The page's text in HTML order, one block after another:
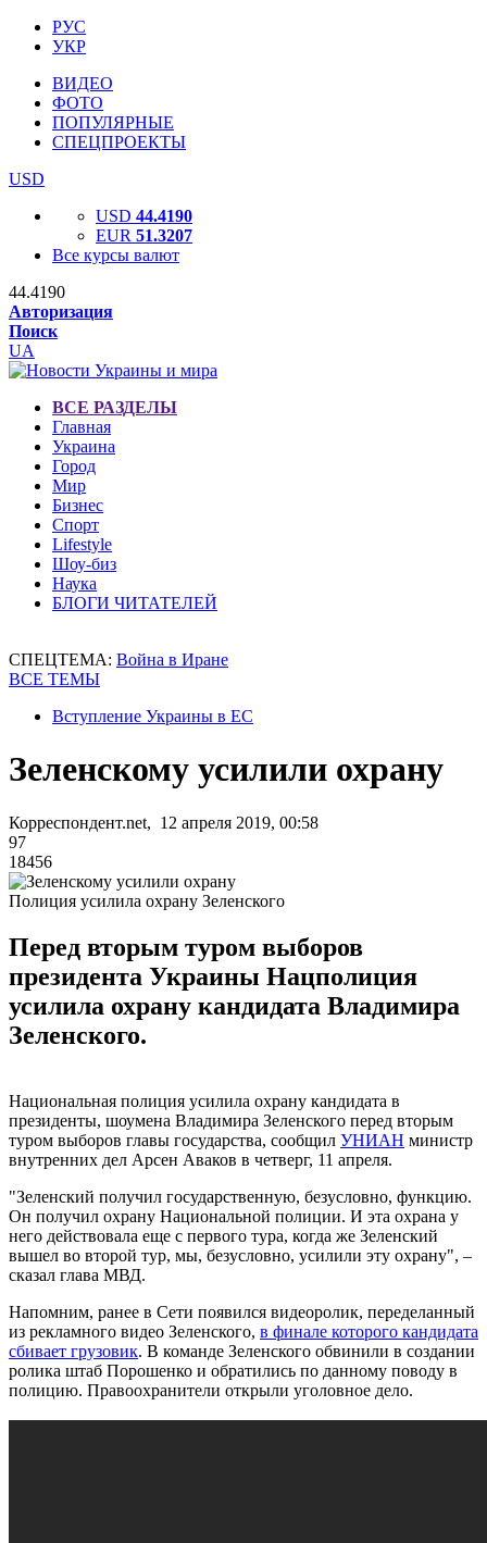
РУС
УКР
ВИДЕО
ФОТО
ПОПУЛЯРНЫЕ
СПЕЦПРОЕКТЫ
USD
USD 44.4190
EUR 51.3207
Все курсы валют
44.4190
Авторизация
Поиск
UA
ВСЕ РАЗДЕЛЫ
Главная
Украина
Город
Мир
Бизнес
Спорт
Lifestyle
Шоу-биз
Наука
БЛОГИ ЧИТАТЕЛЕЙ
СПЕЦТЕМА: Война в Иране
ВСЕ ТЕМЫ
Вступление Украины в ЕС
Зеленскому усилили охрану
Корреспондент.net, 12 апреля 2019, 00:58
97
18456
Полиция усилила охрану Зеленского
Перед вторым туром выборов
президента Украины Нацполиция
усилила охрану кандидата Владимира
Зеленского.
Национальная полиция усилила охрану кандидата в
президенты, шоумена Владимира Зеленского перед вторым
туром выборов главы государства, сообщил УНИАН министр
внутренних дел Арсен Аваков в четверг, 11 апреля.
"Зеленский получил государственную, безусловно, функцию.
Он получил охрану Национальной полиции. И эта охрана у
него действовала еще с первого тура, когда же Зеленский
вышел во второй тур, мы, безусловно, усилили эту охрану", –
сказал глава МВД.
Напомним, ранее в Сети появился видеоролик, переделанный
из рекламного видео Зеленского, в финале которого кандидата
сбивает грузовик. В команде Зеленского обвинили в создании
ролика штаб Порошенко и обратились по данному поводу в
полицию. Правоохранители открыли уголовное дело.